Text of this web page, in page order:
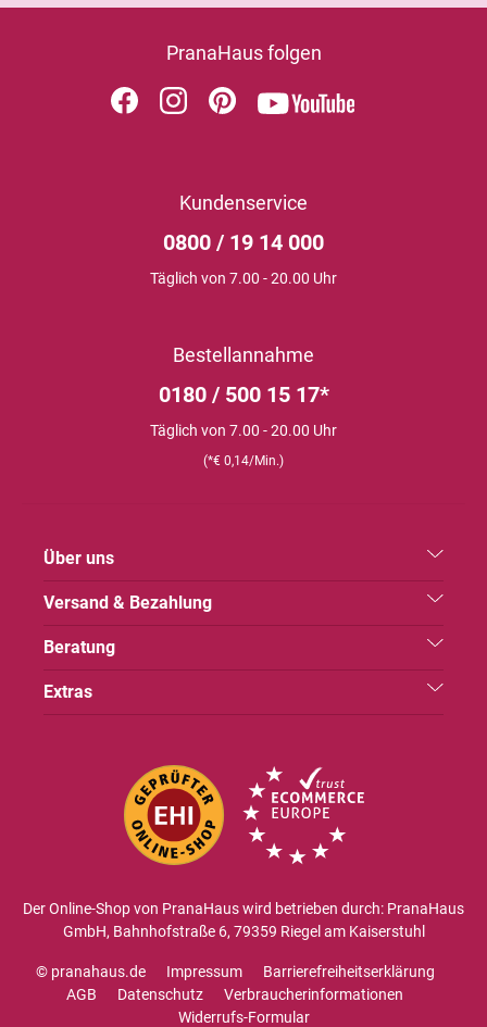
PranaHaus folgen
Kundenservice
0800 / 19 14 000
Täglich von 7.00 - 20.00 Uhr
Bestellannahme
0180 / 500 15 17*
Täglich von 7.00 - 20.00 Uhr
(*€ 0,14/Min.)
Über uns
Versand & Bezahlung
Beratung
Extras
Der Online-Shop von PranaHaus wird betrieben durch: PranaHaus
GmbH, Bahnhofstraße 6, 79359 Riegel am Kaiserstuhl
© pranahaus.de Impressum
Barrierefreiheitserklärung
AGB
Datenschutz
Verbraucherinformationen
Widerrufs-Formular